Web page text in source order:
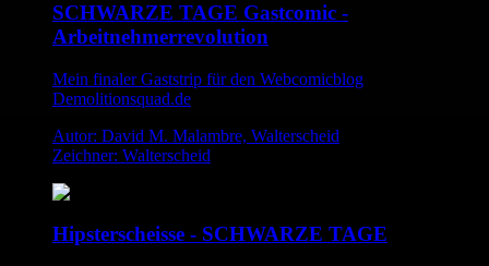
SCHWARZE TAGE Gastcomic -
Arbeitnehmerrevolution
Mein finaler Gaststrip für den Webcomicblog
Demolitionsquad.de
Autor: David M. Malambre, Walterscheid
Zeichner: Walterscheid
Hipsterscheisse - SCHWARZE TAGE